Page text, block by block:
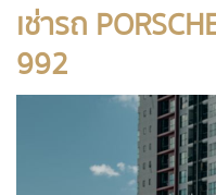
เช่ารถ
992